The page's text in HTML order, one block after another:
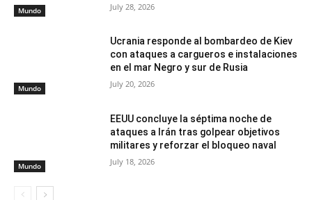
Mundo July 28, 2026
Mundo
Ucrania responde al bombardeo de Kiev
con ataques a cargueros e instalaciones
en el mar Negro y sur de Rusia
July 20, 2026
Mundo
EEUU concluye la séptima noche de
ataques a Irán tras golpear objetivos
militares y reforzar el bloqueo naval
July 18, 2026